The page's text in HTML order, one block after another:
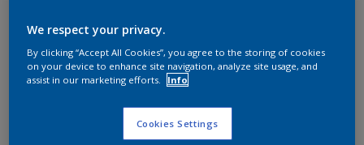
Aubergine Taste
We respect your privacy.
By clicking “Accept All Cookies”, you agree to the storing of cookies
on your device to enhance site navigation, analyze site usage, and
assist in our marketing efforts.
Info
Cookies Settings